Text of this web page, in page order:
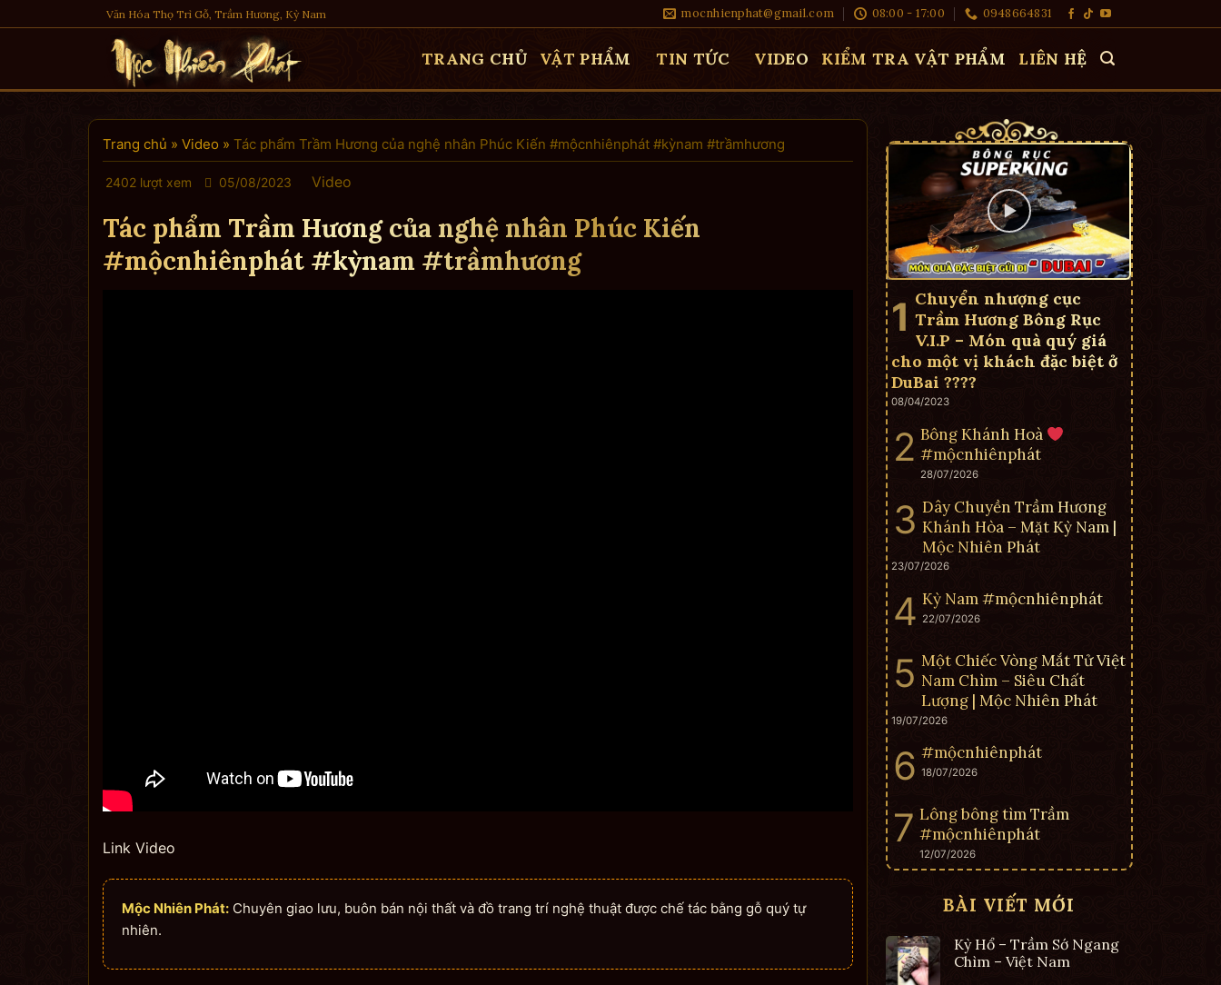
to
Văn Hóa Thọ Trì Gỗ, Trầm Hương, Kỳ Nam mocnhienphat@gmail.com 08:00 - 17:00 0948664831
TRANG CHỦ VẬT PHẨM TIN TỨC VIDEO KIỂM TRA VẬT PHẨM LIÊN HỆ
Trang chủ » Video » Tác phẩm Trầm Hương của nghệ nhân Phúc Kiến #mộcnhiênphát #kỳnam #trầmhương
2402 lượt xem 05/08/2023 Video
Tác phẩm Trầm Hương của nghệ nhân Phúc Kiến
#mộcnhiênphát #kỳnam #trầmhương
Link Video
Mộc Nhiên Phát: Chuyên giao lưu, buôn bán nội thất và đồ trang trí nghệ thuật được chế tác bằng gỗ quý tự
nhiên.
Chuyển nhượng cục
Trầm Hương Bông Rục
V.I.P – Món quà quý giá
cho một vị khách đặc biệt ở
DuBai ????
08/04/2023
Bông Khánh Hoà
#mộcnhiênphát
28/07/2026
Dây Chuyền Trầm Hương
Khánh Hòa – Mặt Kỳ Nam |
Mộc Nhiên Phát
23/07/2026
Kỳ Nam #mộcnhiênphát
22/07/2026
Một Chiếc Vòng Mắt Tử Việt
Nam Chìm – Siêu Chất
Lượng | Mộc Nhiên Phát
19/07/2026
#mộcnhiênphát
18/07/2026
Lông bông tìm Trầm
#mộcnhiênphát
12/07/2026
BÀI VIẾT MỚI
Kỳ Hổ – Trầm Sớ Ngang
Chìm – Việt Nam